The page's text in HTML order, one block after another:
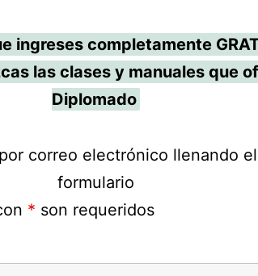
ingreses completamente
las clases y manuales que
Diplomado
correo electrónico llenando
formulario
* son requeridos